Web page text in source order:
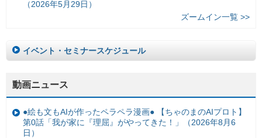
（2026年5月29日）
ズームイン一覧 >>
イベント・セミナースケジュール
動画ニュース
●絵も文もAIが作ったペラペラ漫画● 【ちゃのまのAIプロト】
第0話「我が家に『理屈』がやってきた！」（2026年8月6
日）